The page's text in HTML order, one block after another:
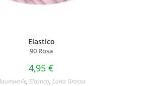
Elastico
90 Rosa
4,95 €
, Elastico, Lana Grossa